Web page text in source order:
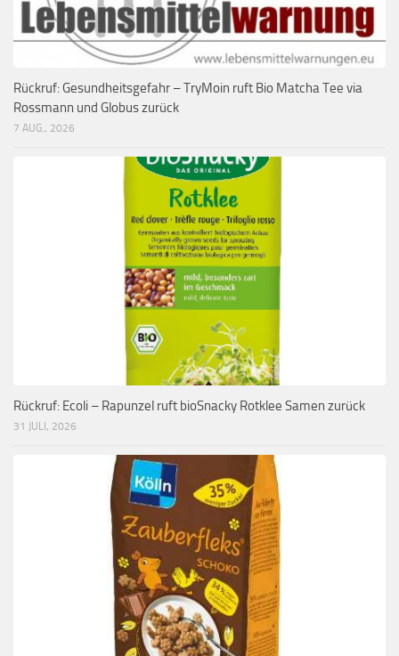
Rückruf: Gesundheitsgefahr – TryMoin ruft Bio Matcha Tee via
Rossmann und Globus zurück
7 AUG., 2026
Rückruf: Ecoli – Rapunzel ruft bioSnacky Rotklee Samen zurück
31 JULI, 2026